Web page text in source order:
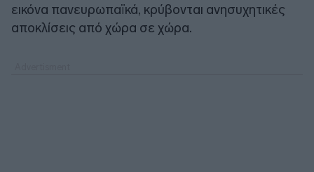
εικόνα πανευρωπαϊκά, κρύβονται ανησυχητικές
αποκλίσεις από χώρα σε χώρα.